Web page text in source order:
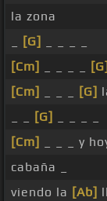
la zona
[G]
[Cm]
[G]
[Cm]
[G]
[G]
[Cm]
_ _ _ y
cabaña _
viendo la [Ab]